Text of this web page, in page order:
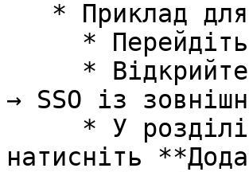
→ SSO із
натисніть